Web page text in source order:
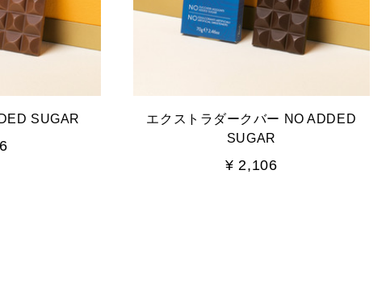
SUGAR
エクストラダークバー NO ADDED
SUGAR
¥ 2,106